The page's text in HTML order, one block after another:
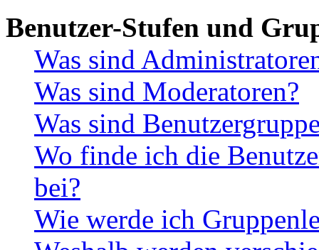
Benutzer-Stufen und
Was sind
Was sind Moderatoren?
Was sind
Wo finde ich die
bei?
Wie werde ich